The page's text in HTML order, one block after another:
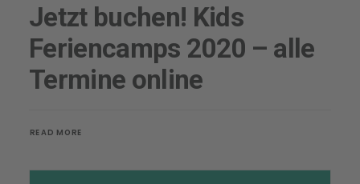
Jetzt buchen! Kids
Feriencamps 2020 – alle
Termine online
READ MORE